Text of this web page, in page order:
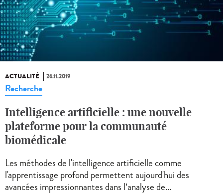
ACTUALITÉ 26.11.2019
Recherche
Intelligence artificielle : une nouvelle
plateforme pour la communauté
biomédicale
Les méthodes de l'intelligence artificielle comme
l'apprentissage profond permettent aujourd'hui des
avancées impressionnantes dans l’analyse de...